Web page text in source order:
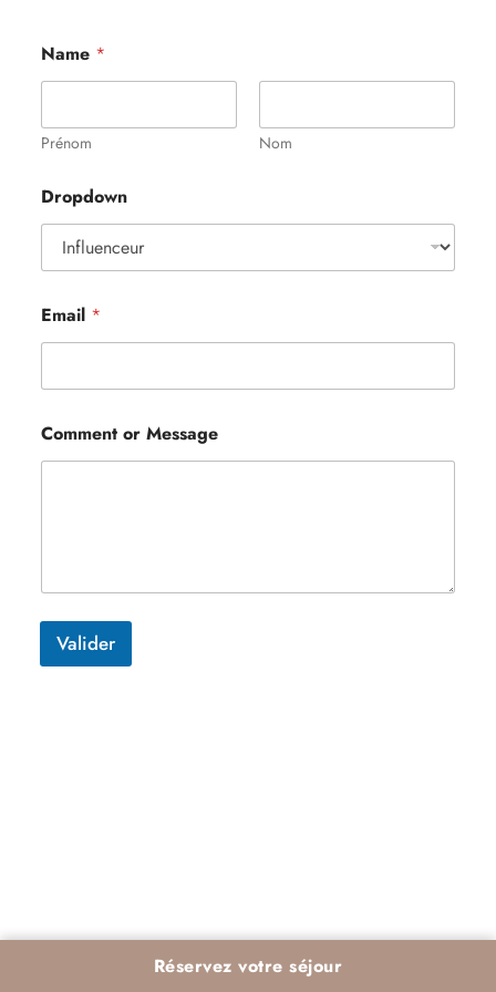
Name *
Prénom Nom
*
N
m
Dropdown
Email *
Comment or Message
Valider
Réservez votre séjour